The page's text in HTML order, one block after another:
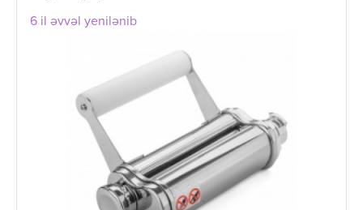
6 il əvvəl yenilənib